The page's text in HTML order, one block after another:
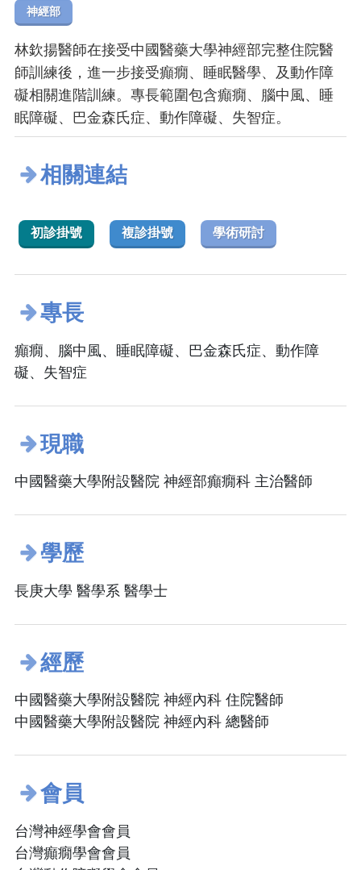
神經部
林欽揚醫師在接受中國醫藥大學神經部完整住院醫
師訓練後，進一步接受癲癇、睡眠醫學、及動作障
礙相關進階訓練。專長範圍包含癲癇、腦中風、睡
眠障礙、巴金森氏症、動作障礙、失智症。
相關連結
初診掛號 複診掛號 學術研討
專長
癲癇、腦中風、睡眠障礙、巴金森氏症、動作障
礙、失智症
現職
中國醫藥大學附設醫院 神經部癲癇科 主治醫師
學歷
長庚大學 醫學系 醫學士
經歷
中國醫藥大學附設醫院 神經內科 住院醫師
中國醫藥大學附設醫院 神經內科 總醫師
會員
台灣神經學會會員
台灣癲癇學會會員